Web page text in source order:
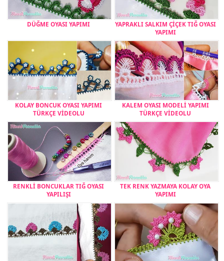
DÜĞME OYASI YAPIMI
YAPRAKLI SALKIM ÇİÇEK TIĞ OYASI
YAPIMI
KOLAY BONCUK OYASI YAPIMI
TÜRKÇE VİDEOLU
KALEM OYASI MODELİ YAPIMI
TÜRKÇE VİDEOLU
RENKLİ BONCUKLAR TIĞ OYASI
YAPILIŞI
TEK RENK YAZMAYA KOLAY OYA
YAPIMI